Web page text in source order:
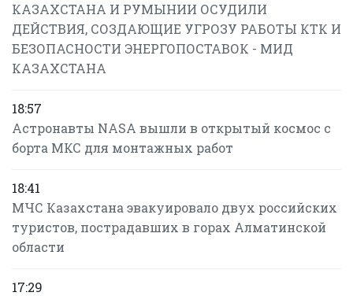
КАЗАХСТАНА И РУМЫНИИ ОСУДИЛИ
ДЕЙСТВИЯ, СОЗДАЮЩИЕ УГРОЗУ РАБОТЫ КТК И
БЕЗОПАСНОСТИ ЭНЕРГОПОСТАВОК - МИД
КАЗАХСТАНА
18:57
Астронавты NASA вышли в открытый космос с
борта МКС для монтажных работ
18:41
МЧС Казахстана эвакуировало двух российских
туристов, пострадавших в горах Алматинской
области
17:29